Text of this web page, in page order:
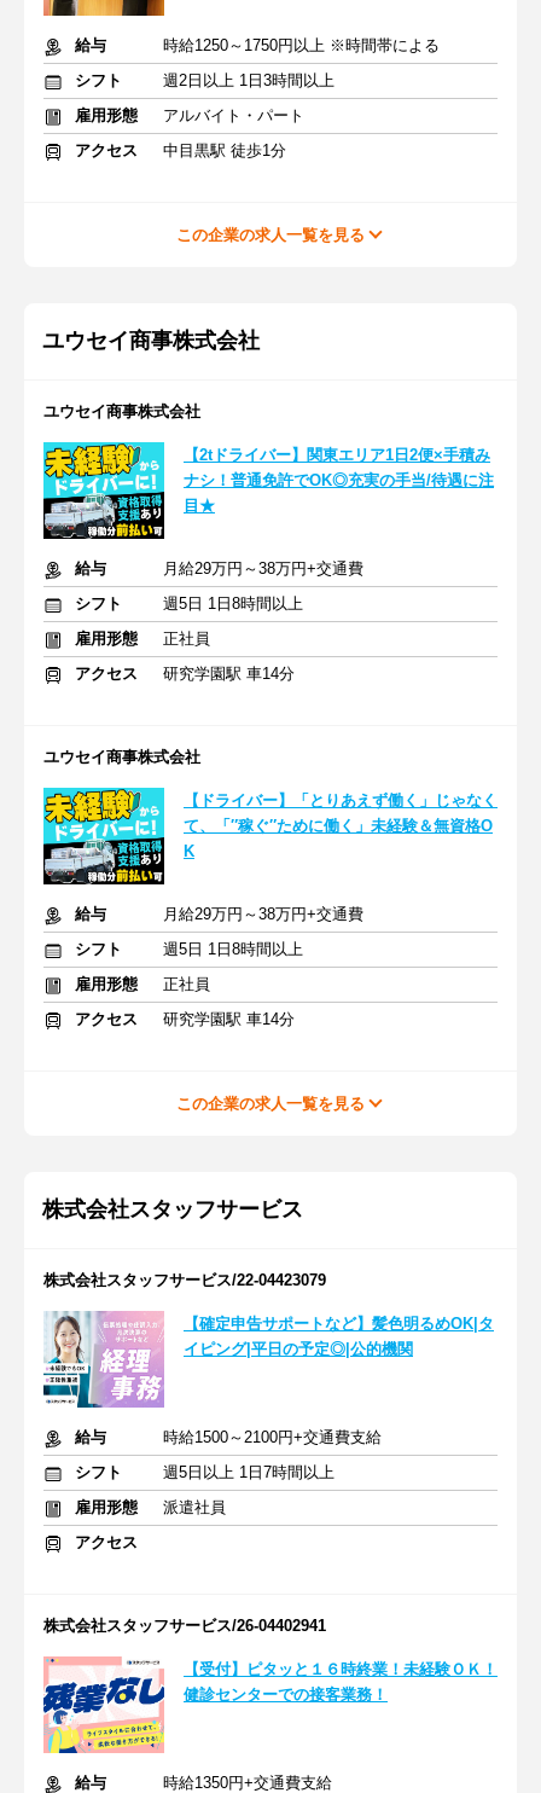
給与
時給1250～1750円以上 ※時間帯による
シフト
週2日以上 1日3時間以上
雇用形態
アルバイト・パート
アクセス
中目黒駅 徒歩1分
この企業の求人一覧を見る
ユウセイ商事株式会社
ユウセイ商事株式会社
【2tドライバー】関東エリア1日2便×手積み
ナシ！普通免許でOK◎充実の手当/待遇に注
目★
給与
月給29万円～38万円+交通費
シフト
週5日 1日8時間以上
雇用形態
正社員
アクセス
研究学園駅 車14分
ユウセイ商事株式会社
【ドライバー】「とりあえず働く」じゃなく
て、「″稼ぐ″ために働く」未経験＆無資格O
K
給与
月給29万円～38万円+交通費
シフト
週5日 1日8時間以上
雇用形態
正社員
アクセス
研究学園駅 車14分
この企業の求人一覧を見る
株式会社スタッフサービス
株式会社スタッフサービス/22-04423079
【確定申告サポートなど】髪色明るめOK|タ
イピング|平日の予定◎|公的機関
給与
時給1500～2100円+交通費支給
シフト
週5日以上 1日7時間以上
雇用形態
派遣社員
アクセス
株式会社スタッフサービス/26-04402941
【受付】ピタッと１６時終業！未経験ＯＫ！
健診センターでの接客業務！
給与
時給1350円+交通費支給